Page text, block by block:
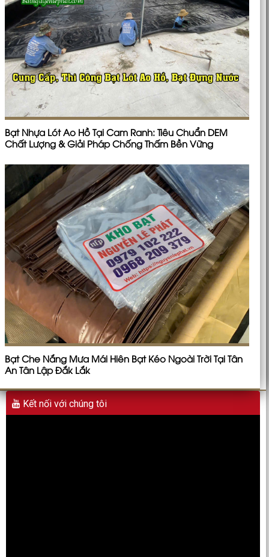
Bạt Nhựa Lót Ao Hồ Tại Cam Ranh: Tiêu Chuẩn DEM
Chất Lượng & Giải Pháp Chống Thấm Bền Vững
Bạt Che Nắng Mưa Mái Hiên Bạt Kéo Ngoài Trời Tại Tân
An Tân Lập Đắk Lắk
Kết nối với chúng tôi